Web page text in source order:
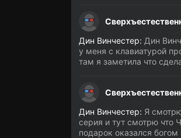
Дин Винчестер: Дин
у меня с клавиатурой
там я заметила что
Дин Винчестер: Я
серия и тут смотрю что
подарок оказался богом